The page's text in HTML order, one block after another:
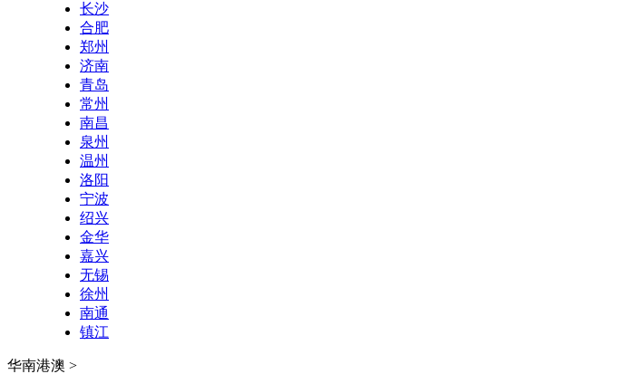
长沙
合肥
郑州
济南
青岛
常州
南昌
泉州
温州
洛阳
宁波
绍兴
金华
嘉兴
无锡
徐州
南通
镇江
华南港澳 >